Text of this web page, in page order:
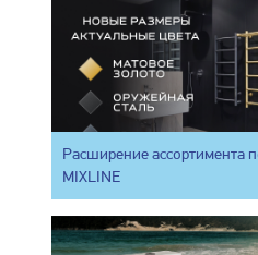
Расширение ассортимента
MIXLINE